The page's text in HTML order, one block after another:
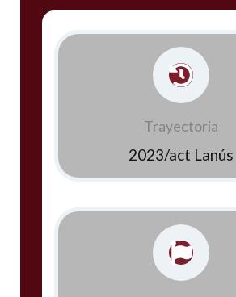
Trayectoria
2023/act Lanús